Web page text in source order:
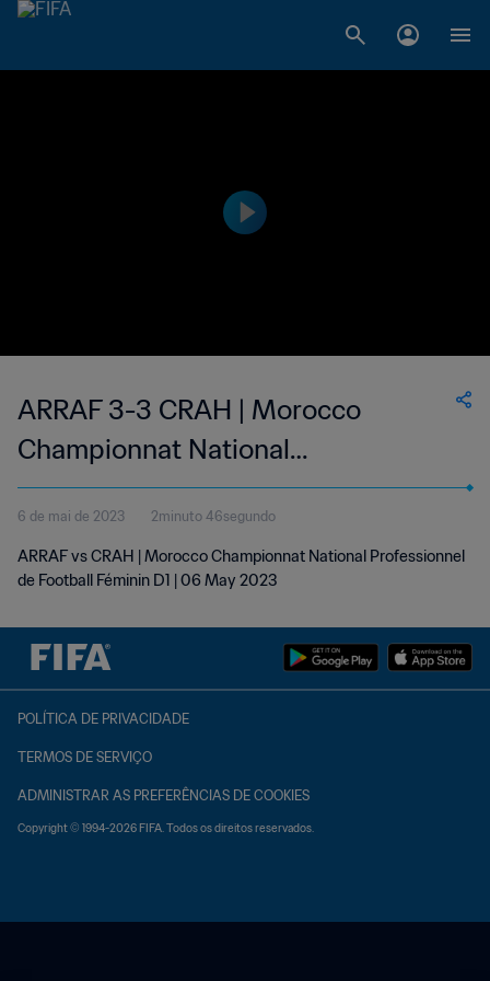
ARRAF 3-3 CRAH | Morocco
Championnat National
Professionnel de Football Féminin
D1 | 06 May 2023
6 de mai de 2023 2minuto 46segundo
ARRAF vs CRAH | Morocco Championnat National Professionnel
de Football Féminin D1 | 06 May 2023
POLÍTICA DE PRIVACIDADE
TERMOS DE SERVIÇO
ADMINISTRAR AS PREFERÊNCIAS DE COOKIES
Copyright © 1994-2026 FIFA. Todos os direitos reservados.